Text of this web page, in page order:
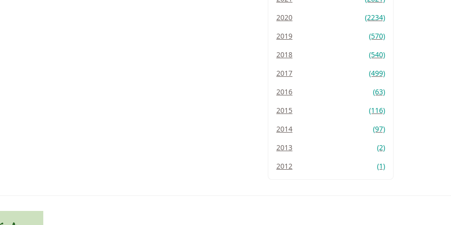
2020
(2234)
2019
(570)
2018
(540)
2017
(499)
2016
(63)
2015
(116)
2014
(97)
2013
(2)
2012
(1)